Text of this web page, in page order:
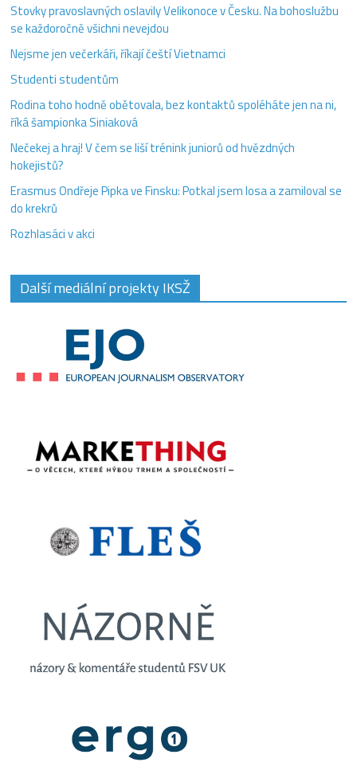
Stovky pravoslavných oslavily Velikonoce v Česku. Na bohoslužbu
se každoročně všichni nevejdou
Nejsme jen večerkáři, říkají čeští Vietnamci
Studenti studentům
Rodina toho hodně obětovala, bez kontaktů spoléháte jen na ni,
říká šampionka Siniaková
Nečekej a hraj! V čem se liší trénink juniorů od hvězdných
hokejistů?
Erasmus Ondřeje Pipka ve Finsku: Potkal jsem losa a zamiloval se
do krekrů
Rozhlasáci v akci
Další mediální projekty IKSŽ